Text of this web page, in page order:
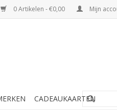
0 Artikelen - €0,00 Mijn
CADEAUKAARTEN